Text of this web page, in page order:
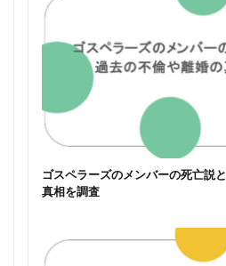
ゴスペラーズのメンバーの死亡説
真相を調査